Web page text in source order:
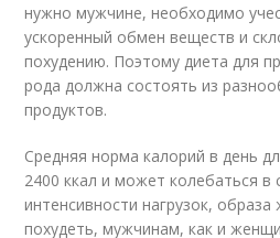
нужно мужчине, необходимо
ускоренный обмен веществ и
похудению. Поэтому диета для
рода должна состоять из
продуктов.
Средняя норма калорий в день
2400 ккал и может колебаться в
интенсивности нагрузок,
похудеть, мужчинам, как и